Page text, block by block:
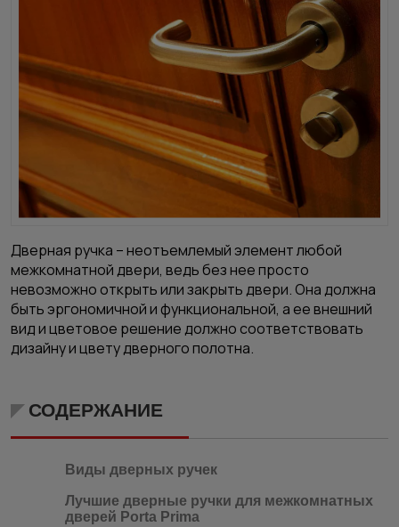
Дверная ручка – неотъемлемый элемент любой
межкомнатной двери, ведь без нее просто
невозможно открыть или закрыть двери. Она должна
быть эргономичной и функциональной, а ее внешний
вид и цветовое решение должно соответствовать
дизайну и цвету дверного полотна.
СОДЕРЖАНИЕ
Виды дверных ручек
Лучшие дверные ручки для межкомнатных
дверей Porta Prima